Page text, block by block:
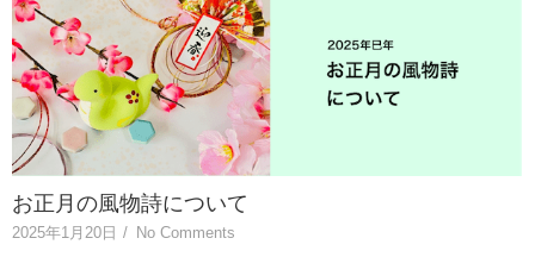
お正月の風物詩について
2025年1月20日 / No Comments